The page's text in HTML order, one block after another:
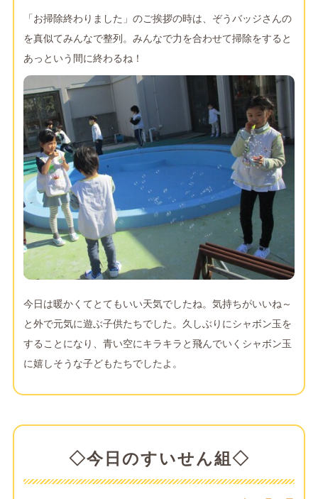
「お掃除終わりました」のご挨拶の時は、ぞうバッジさんの
を真似てみんなで整列。みんなで力を合わせて掃除をすると
あっという間に終わるね！
今日は暖かくてとてもいい天気でしたね。気持ちがいいね～
と外で元気に遊ぶ子供たちでした。久しぶりにシャボン玉を
することになり、青い空にキラキラと飛んでいくシャボン玉
に嬉しそうな子どもたちでしたよ。
◇今日のすいせん組◇